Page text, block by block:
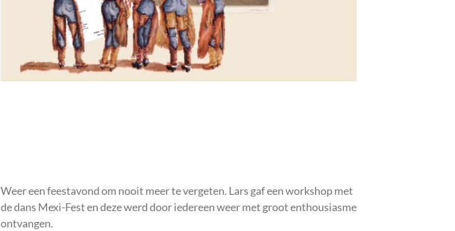
Weer een feestavond om nooit meer te vergeten. Lars gaf een workshop met
de dans Mexi-Fest en deze werd door iedereen weer met groot enthousiasme
ontvangen.